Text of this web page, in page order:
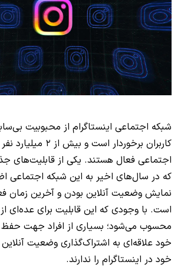
شبکه اجتماعی اینستاگرام از محبوبیت
کاربران برخوردار است و
اجتماعی فعال هستند. یکی از قابلیت‌های
که در سال‌های اخیر به این شبکه اجتماعی
نمایش وضعیت آنلاین بودن و آخرین زمان
است. با وجودی که این قابلیت برای عده‌ای از
محسوب می‌شود؛ بسیاری از افراد جهت
خود علاقه‌ای به اشتراک‌گذاری وضعیت
خود در اینستاگرام را ندارند.